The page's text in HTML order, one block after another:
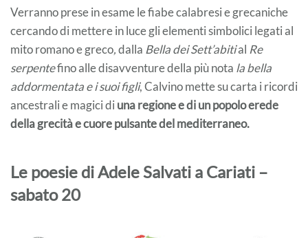
Verranno prese in esame le fiabe calabresi e grecaniche
cercando di mettere in luce gli elementi simbolici legati al
mito romano e greco,dalla Bella dei Sett’abitial Re
serpentefino alle disavventure della più nota la bella
addormentata e i suoi figli, Calvino mette su carta i ricordi
ancestrali e magici di una regione e di un popolo erede
della grecità e cuore pulsante del mediterraneo.
Le poesie di Adele Salvati a Cariati –
sabato 20